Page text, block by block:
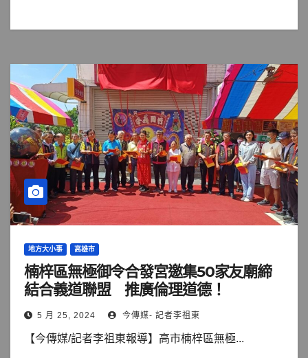
地方大小事 高雄市
楠梓區無極御令合發宮邀集50家友廟締
結合義道聯盟 推廣倫理道德！
5 月 25, 2024 今傳媒- 記者李祖東
【今傳媒/記者李祖東報導】高市楠梓區無極...